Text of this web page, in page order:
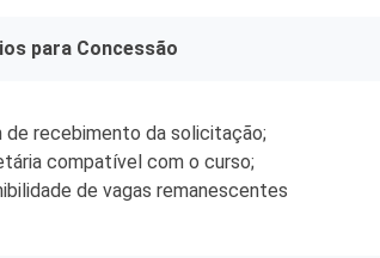
para Concessão
de recebimento da solicitação;
compatível com o curso;
de vagas remanescentes